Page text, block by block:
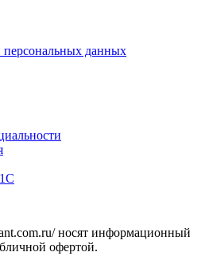
персональных данных
носят информационный
офертой.